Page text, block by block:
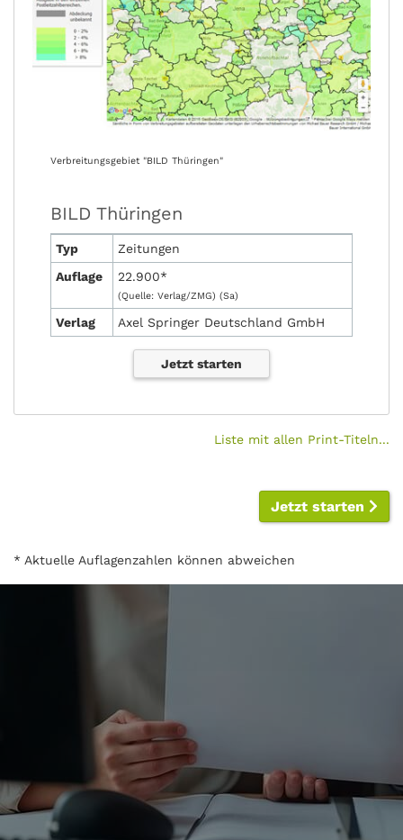
Verbreitungsgebiet "BILD Thüringen"
BILD Thüringen
Typ
Zeitungen
Auflage
22.900*
(Quelle: Verlag/ZMG) (Sa)
Verlag Axel Springer Deutschland GmbH
Jetzt starten
Liste mit allen Print-Titeln...
Jetzt starten
* Aktuelle Auflagenzahlen können abweichen